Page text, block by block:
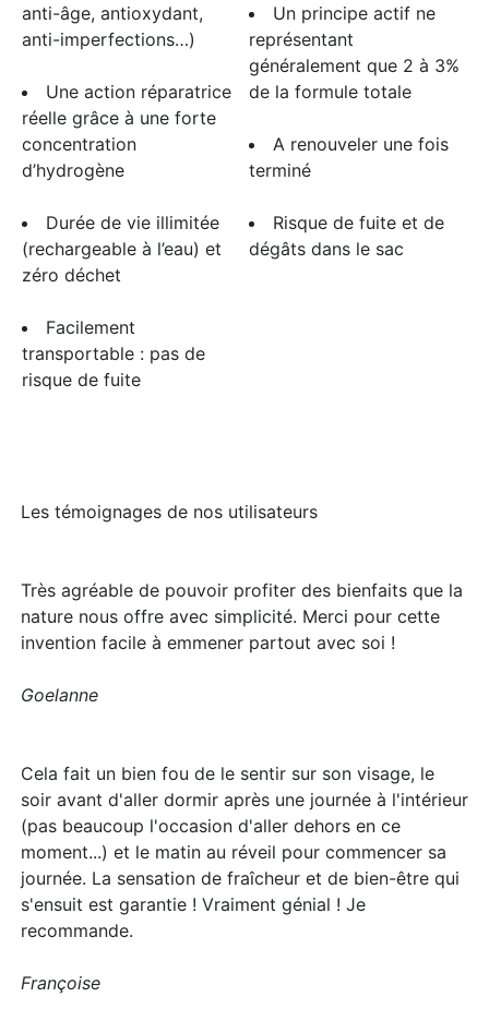
anti-âge, antioxydant,
anti-imperfections…)
Une action réparatrice
réelle grâce à une forte
concentration
d’hydrogène
​Durée de vie illimitée
(rechargeable à l’eau) et
zéro déchet
​​Facilement
transportable : pas de
risque de fuite
​Un principe actif ne
représentant
généralement que 2 à 3%
de la formule totale
A renouveler une fois
terminé
​Risque de fuite et de
dégâts dans le sac
​​​Les témoignages de nos utilisateurs
Très agréable de pouvoir profiter des bienfaits que la
nature nous offre avec simplicité. Merci pour cette
invention facile à emmener partout avec soi !​
Goelanne
Cela fait un bien fou de le sentir sur son visage, le
soir avant d'aller dormir après une journée à l'intérieur
(pas beaucoup l'occasion d'aller dehors en ce
moment...) et le matin au réveil pour commencer sa
journée. La sensation de fraîcheur et de bien-être qui
s'ensuit est garantie ! Vraiment génial ! Je
recommande.
Françoise